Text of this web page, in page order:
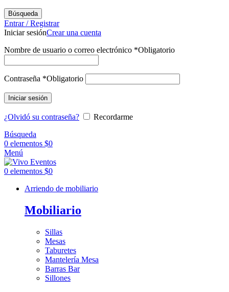
Búsqueda
Entrar / Registrar
Iniciar sesiónCrear una cuenta
Nombre de usuario o correo electrónico *Obligatorio
Contraseña *Obligatorio
Iniciar sesión
¿Olvidó su contraseña?
Recordarme
Búsqueda
0 elementos $0
Menú
0 elementos $0
Arriendo de mobiliario
Mobiliario
Sillas
Mesas
Taburetes
Mantelería Mesa
Barras Bar
Sillones